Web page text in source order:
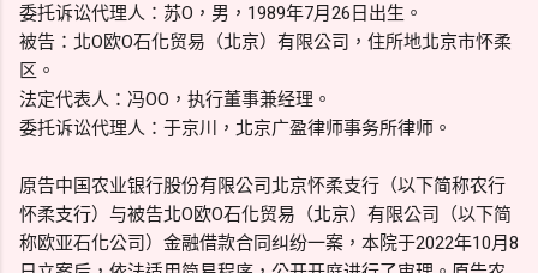
委托诉讼代理人：苏O，男，1989年7月26日出生。
被告：北O欧O石化贸易（北京）有限公司，住所地北京市怀柔
区。
法定代表人：冯OO，执行董事兼经理。
委托诉讼代理人：于京川，北京广盈律师事务所律师。
原告中国农业银行股份有限公司北京怀柔支行（以下简称农行
怀柔支行）与被告北O欧O石化贸易（北京）有限公司（以下简
称欧亚石化公司）金融借款合同纠纷一案，本院于2022年10月8